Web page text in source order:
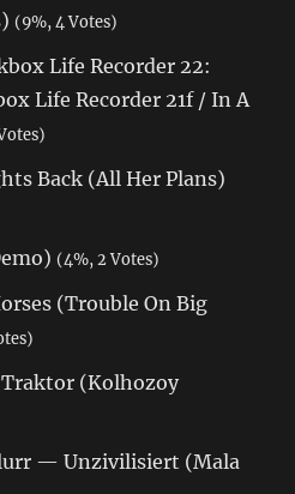
(9%, 4 Votes)
Life Recorder 22:
Life Recorder 21f / In A
Back (All Her Plans)
(4%, 2 Votes)
(Trouble On Big
(Kolhozoy
— Unzivilisiert (Mala